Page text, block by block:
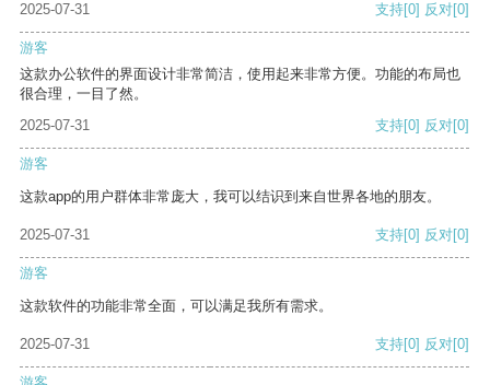
2025-07-31
支持[0] 反对[0]
游客
这款办公软件的界面设计非常简洁，使用起来非常方便。功能的布局也
很合理，一目了然。
2025-07-31
支持[0] 反对[0]
游客
这款app的用户群体非常庞大，我可以结识到来自世界各地的朋友。
2025-07-31 支持[0] 反对[0]
游客
这款软件的功能非常全面，可以满足我所有需求。
2025-07-31 支持[0] 反对[0]